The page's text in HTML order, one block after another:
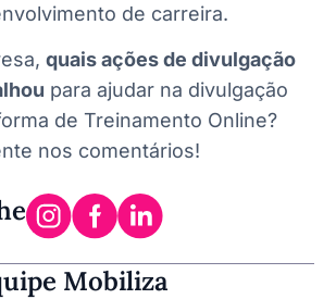
de carreira.
quais ações de divulgação
para ajudar na divulgação
de Treinamento Online?
nos comentários!
Mobiliza